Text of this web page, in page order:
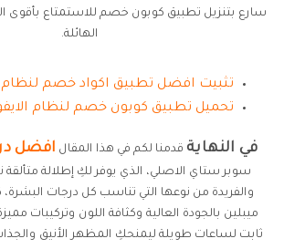
سارع بتنزيل تطبيق كوبون خصم للاستمتاع
الهائلة.
تثبيت افضل تطبيق اكواد خصم لنظام
تحميل تطبيق كوبون خصم لنظام
في النهاية قدمنا لكم في هذا المقال افضل
سوبر ستاي الاصلي، الذي يوفر لكِ إطلالة متألقة
والفريدة من نوعها التي تناسب كل درجات البشرة،
ميبلين بالجودة العالية وكثافة اللون وتركيبات
ثابت لساعات طويلة ليمنحكِ المظهر الأنيق